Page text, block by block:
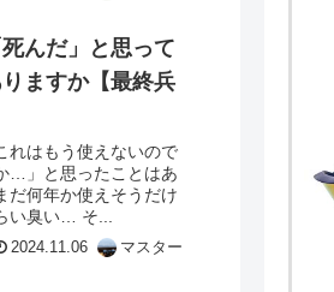
んだ」と思って
ますか【最終兵
れはもう使えないので
…」と思ったことはあ
だ何年か使えそうだけ
い臭い… そ...
2024.11.06 マスター